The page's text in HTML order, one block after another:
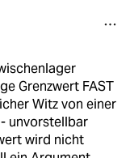
Grenzwert FAST
Witz von einer
unvorstellbar
wird nicht